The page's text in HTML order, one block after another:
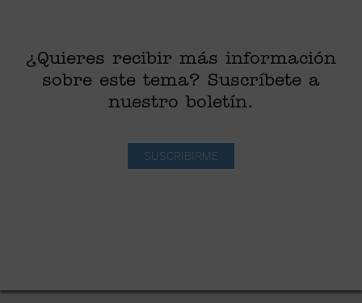
¿Quieres recibir más información
sobre este tema? Suscríbete a
nuestro boletín.
SUSCRIBIRME